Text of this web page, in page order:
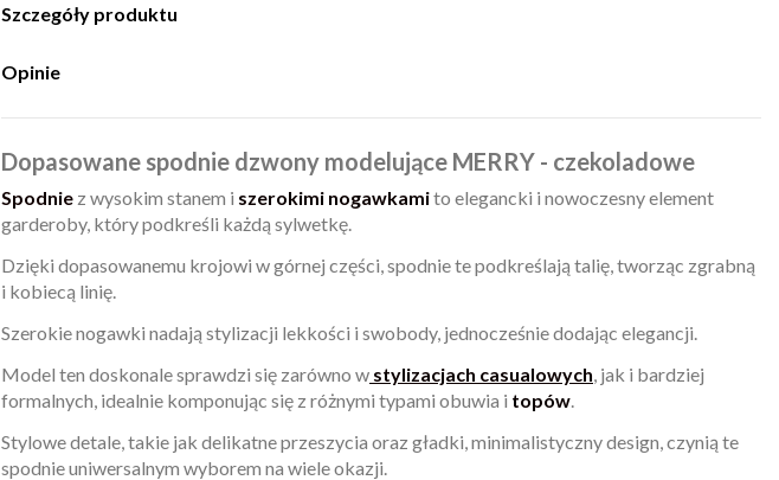
Szczegóły produktu
Opinie
Dopasowane spodnie dzwony modelujące MERRY - czekoladowe
Spodnie z wysokim stanem i szerokimi nogawkamito elegancki i nowoczesny element
garderoby, który podkreśli każdą sylwetkę.
Dzięki dopasowanemu krojowi w górnej części, spodnie te podkreślają talię, tworząc zgrabną
i kobiecą linię.
Szerokie nogawki nadają stylizacji lekkości i swobody, jednocześnie dodając elegancji.
Model ten doskonale sprawdzi się zarówno w stylizacjach casualowych , jak i bardziej
formalnych, idealnie komponując się z różnymi typami obuwia i topów
Stylowe detale, takie jak delikatne przeszycia oraz gładki, minimalistyczny design, czynią te
spodnie uniwersalnym wyborem na wiele okazji.